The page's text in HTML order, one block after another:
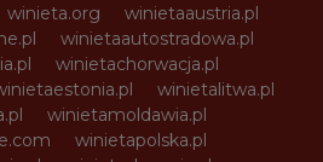
winieta.org
winietaaustria.pl
winietaautostradowa.pl
winietachorwacja.pl
winietalitwa.pl
winietamoldawia.pl
winietapolska.pl